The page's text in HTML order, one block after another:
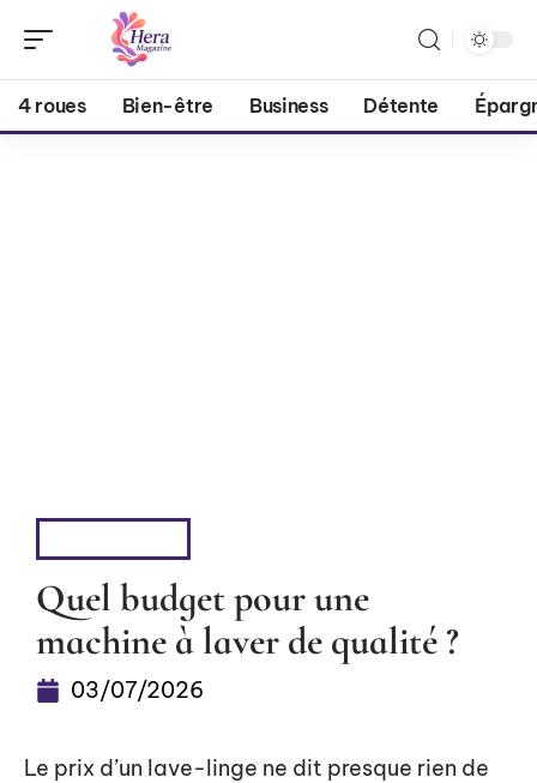
4 roues Bien-être Business Détente
Quel budget pour une
machine à laver de qualité ?
03/07/2026
Le prix d’un lave-linge ne dit presque rien de